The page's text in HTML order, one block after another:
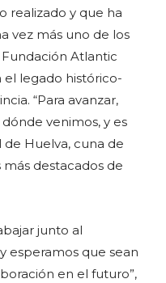
realizado y que ha
vez más uno de los
Atlantic
legado histórico-
“Para avanzar,
venimos, y es
Huelva, cuna de
destacados de
junto al
esperamos que sean
en el futuro”,